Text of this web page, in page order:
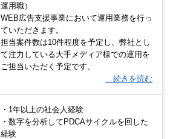
運用職）
WEB広告支援事業において運用業務を行っ
ていただきます。
担当案件数は10件程度を予定し、弊社とし
て注力している大手メディア様での運用を
ご担当いただく予定です。
…続きを読む
・1年以上の社会人経験
・数字を分析してPDCAサイクルを回した
経験